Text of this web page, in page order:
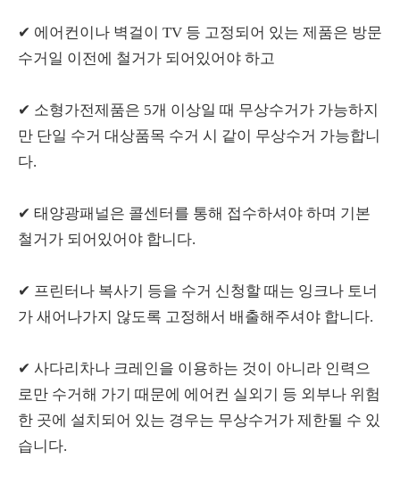
✔ 에어컨이나 벽걸이 TV 등 고정되어 있는 제품은 방문
수거일 이전에 철거가 되어있어야 하고
✔ 소형가전제품은 5개 이상일 때 무상수거가 가능하지
만 단일 수거 대상품목 수거 시 같이 무상수거 가능합니
다.
✔ 태양광패널은 콜센터를 통해 접수하셔야 하며 기본
철거가 되어있어야 합니다.
✔ 프린터나 복사기 등을 수거 신청할 때는 잉크나 토너
가 새어나가지 않도록 고정해서 배출해주셔야 합니다.
✔ 사다리차나 크레인을 이용하는 것이 아니라 인력으
로만 수거해 가기 때문에 에어컨 실외기 등 외부나 위험
한 곳에 설치되어 있는 경우는 무상수거가 제한될 수 있
습니다.